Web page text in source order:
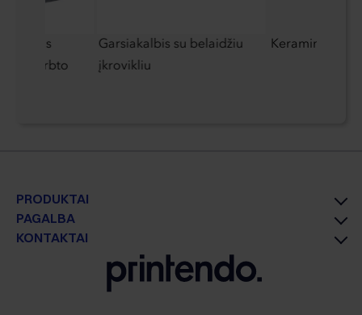
perdirbto
Garsiakalbis su belaidžiu
įkrovikliu
Keraminis
PRODUKTAI
PAGALBA
KONTAKTAI